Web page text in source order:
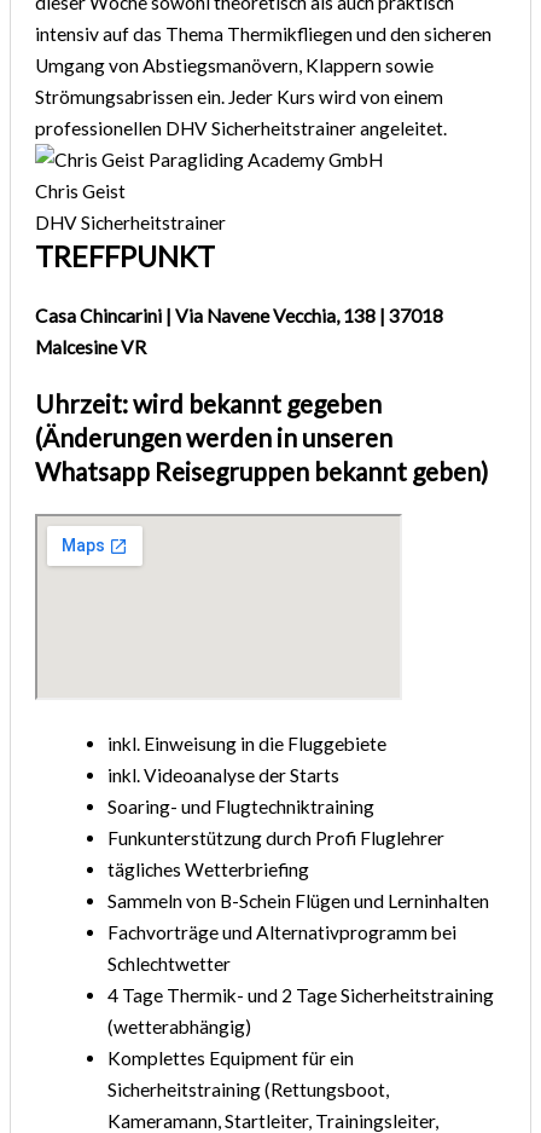
intensiv auf das Thema Thermikfliegen und den sicheren
Umgang von Abstiegsmanövern, Klappern sowie
Strömungsabrissen ein. Jeder Kurs wird von einem
professionellen DHV Sicherheitstrainer angeleitet.
Chris Geist
DHV Sicherheitstrainer
TREFFPUNKT
Casa Chincarini | Via Navene Vecchia, 138 | 37018
Malcesine VR
Uhrzeit: wird bekannt gegeben
(Änderungen werden in unseren
Whatsapp Reisegruppen bekannt geben)
inkl. Einweisung in die Fluggebiete
inkl. Videoanalyse der Starts
Soaring- und Flugtechniktraining
Funkunterstützung durch Profi Fluglehrer
tägliches Wetterbriefing
Sammeln von B-Schein Flügen und Lerninhalten
Fachvorträge und Alternativprogramm bei
Schlechtwetter
4 Tage Thermik- und 2 Tage Sicherheitstraining
(wetterabhängig)
Komplettes Equipment für ein
Sicherheitstraining (Rettungsboot,
Kameramann, Startleiter, Trainingsleiter,